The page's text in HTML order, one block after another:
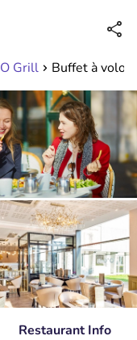
Bereikbaar tot 23:00 uur
O Grill Buffet à
Restaurant Info